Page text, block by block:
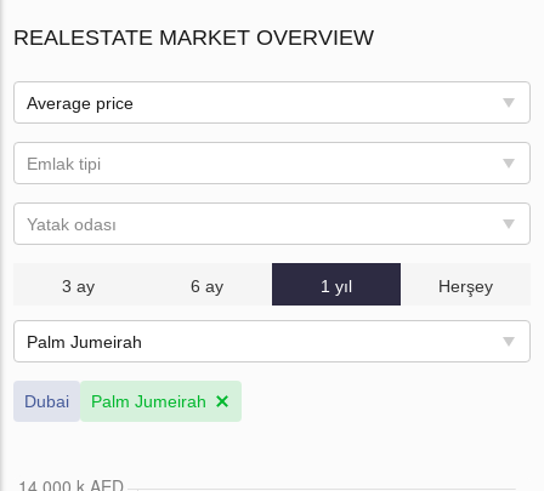
REALESTATE MARKET OVERVIEW
Average price
Emlak tipi
Yatak odası
3 ay 6 ay 1 yıl Herşey
Palm Jumeirah
Dubai Palm Jumeirah